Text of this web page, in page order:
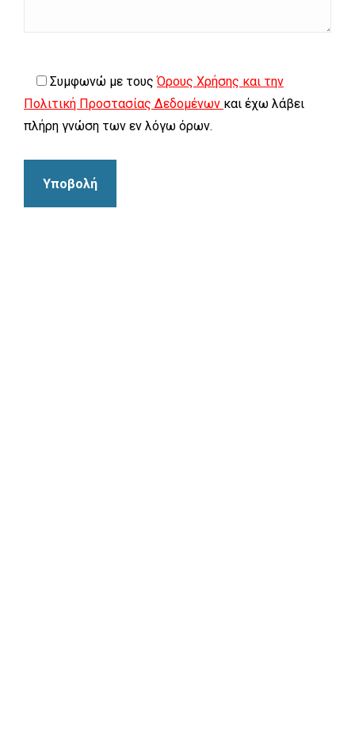
Συμφωνώ με τουςΌρους Χρήσης και την
Πολιτική Προστασίας Δεδομένων και έχω λάβει
πλήρη γνώση των εν λόγω όρων.